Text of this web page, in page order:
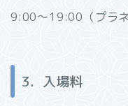
9:00～19:00（プラ
3．入場料